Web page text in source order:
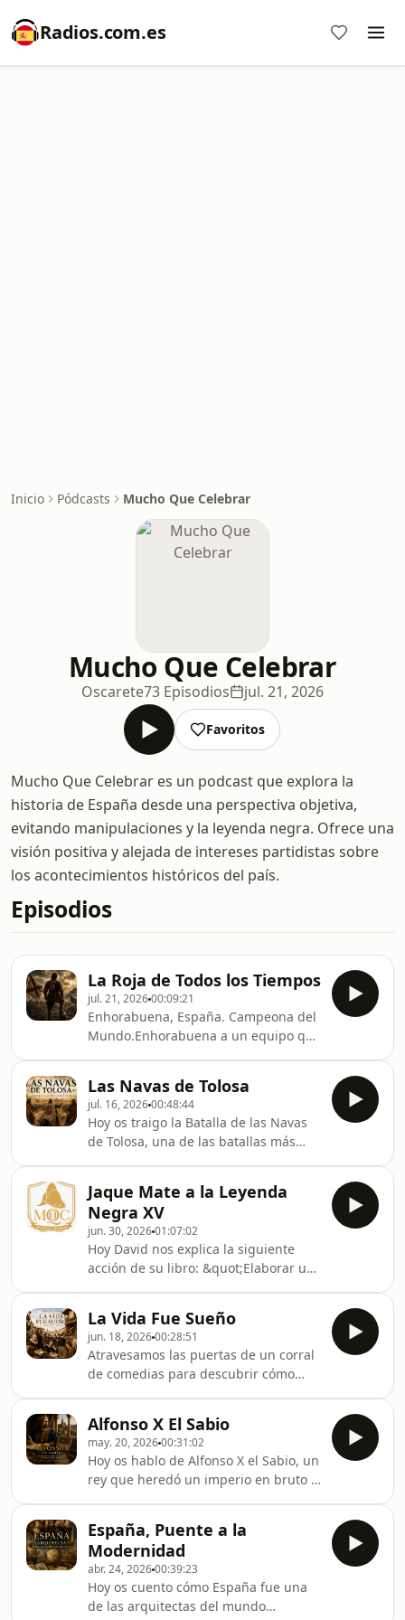
Radios.com.es
Inicio Pódcasts Mucho Que Celebrar
Mucho Que Celebrar
Oscarete73 Episodios jul. 21, 2026
Favoritos
Mucho Que Celebrar es un podcast que explora la
historia de España desde una perspectiva objetiva,
evitando manipulaciones y la leyenda negra. Ofrece una
visión positiva y alejada de intereses partidistas sobre
los acontecimientos históricos del país.
Episodios
La Roja de Todos los Tiempos
jul. 21, 202600:09:21
Enhorabuena, España. Campeona del
Mundo.Enhorabuena a un equipo que
historia: con disciplina, con talento,
con compañerismo y con la convicción
de que la grandeza nunca pertenece
a un solo hombre, sino al esfuerzo de
todos.Este episodio no habla solo de
fútbol. Habla de una selección que,
sin pretenderlo, nos recuerda
algunas de las m
Las Navas de Tolosa
jul. 16, 202600:48:44
Hoy os traigo la Batalla de las Navas
de Tolosa, una de las batallas más
marcaron el destino de la Península
Ibérica. El 16 de julio de 1212, en las
llanuras de Sierra Morena, miles de
hombres se enfrentaron en un
combate cuyo resultado cambiaría
para siempre el equilibrio de poder
entre cristianos y musulmanes.Pero
las Navas de
Jaque Mate a la Leyenda
Negra XV
jun. 30, 202601:07:02
Hoy David nos explica la siguiente
acción de su libro: &quot;Elaborar un
aquí:https://www.amazon.es/Jaque-
Mate-Leye...
La Vida Fue Sueño
jun. 18, 202600:28:51
Atravesamos las puertas de un corral
de comedias para descubrir cómo
convirtieron las preguntas de toda
una sociedad en algunas de las obras
más extraordinarias de la historia.Un
viaje al corazón del Siglo de Oro
español, cuando los sueños, el honor,
la fe, la libertad y el desengaño se
transformaron en arte.Acomódate en
el patio.
Alfonso X El Sabio
may. 20, 202600:31:02
Hoy os hablo de Alfonso X el Sabio, un
rey que heredó un imperio en bruto y
que la verdadera grandeza de un
reino no solo se mide por los
territorios que conquista, sino
también por la solidez de sus leyes, el
rigor de su ciencia y el orgullo de su
España, Puente a la
Modernidad
abr. 24, 202600:39:23
Hoy os cuento cómo España fue una
de las arquitectas del mundo